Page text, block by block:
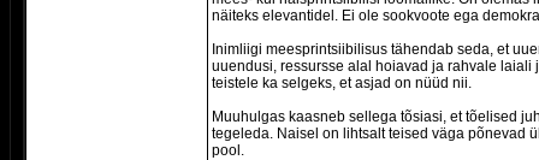
näiteks elevantidel. Ei ole sookvoote ega
Inimliigi meesprintsiibilisus tähendab seda, et
uuendusi, ressursse alal hoiavad ja rahvale laiali
teistele ka selgeks, et asjad on nüüd nii.
Muuhulgas kaasneb sellega tõsiasi, et tõelised
tegeleda. Naisel on lihtsalt teised väga põnevad
pool.